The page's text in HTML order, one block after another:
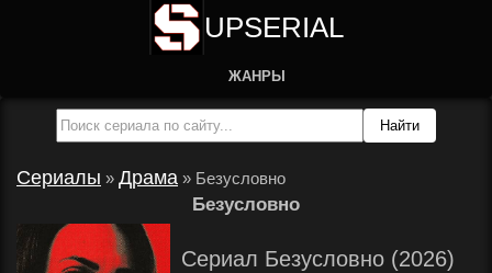
UPSERIAL
ЖАНРЫ
Сериалы » Драма » Безусловно
Безусловно
Сериал Безусловно (2026)